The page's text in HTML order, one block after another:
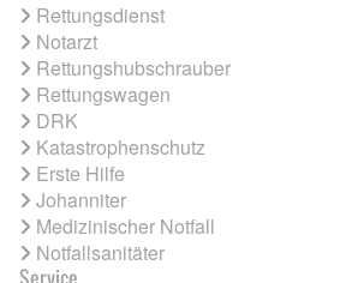
Rettungsdienst
Notarzt
Rettungshubschrauber
Rettungswagen
DRK
Katastrophenschutz
Erste Hilfe
Johanniter
Medizinischer Notfall
Notfallsanitäter